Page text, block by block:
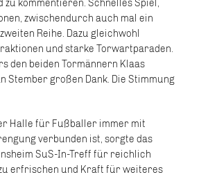
zu kommentieren. Schnelles Spiel,
zwischendurch auch mal ein
Reihe. Dazu gleichwohl
und starke Torwartparaden.
den beiden Tormännern Klaas
Stember großen Dank. Die Stimmung
Halle für Fußballer immer mit
verbunden ist, sorgte das
SuS-In-Treff für reichlich
erfrischen und Kraft für weiteres